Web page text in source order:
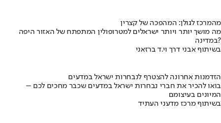
מהמרכז לגולן: המהפכה של קצרין
מה מושך יותר ויותר ישראלים למטרופולין המתפתח של האזור היפה
במדינה?
בשיתוף אבני דרך וי.ד ברזאני
הזדמנות אחרונה להצטרף לנבחרות ישראל במדעים
בואו להכיר את חברי נבחרות ישראל במדעים שכבר מחכים לכם –
המיונים בעיצומם
בשיתוף מרכז מדעני העתיד